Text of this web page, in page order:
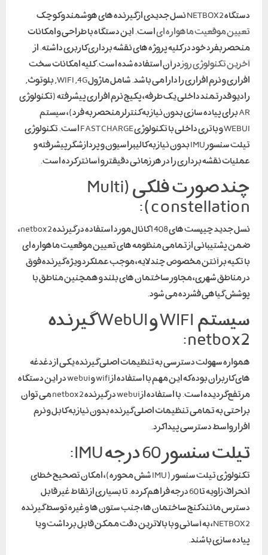
دستگاه NETBOX2 نسل جدیدی از گیرنده های هوشمند و کوچک
تعیین موقعیت ماهواره ایاست. این دستگاه با طراحی و امکانات
منحصر بفرد خود در کلیه پروژه های نقشه برداری کاربری داشته. از
آخرین تکنولوژی روزدر آن استفاده شده است. کلیه امکانات سخت
افزاری و نرم افزاری را دارا می باشد. شامل ماژول WIFI ,4G, بلوتوث,
رادیو قدرتمند داخلی یک طرفه، پکیج نرم افزاری پیشرفته (تکنولوژی
AR برای پیاده سازی بدون نیاز به کنترلر منحصر به فرد)، سیستم
WEBUI و باتری داخلی با تکنولوژی FAST CHARGE است. تکنولوژی
تیلت سنسور IMU بدون نیاز به کالیبراسیون و پردازشگر پیشرفته و
عملیات نقشه برداری را در هر زمانی دقیقتر و آسانتر کرده است.
چند صورت فلکی (Multi
constellation):
نسل جدید چیپست های 1408 کانال مورد استفاده در گیرنده netbox2،
ضمن پشتیبانی از تمامی منظومه های تعیین موقعیت ماهواره ای
با تکیه بر آنتن مخصوص چند لایه، موجب عملکرد ویژه گیرنده فوق
در مناطق شهری، مجاور ساختمان های بلند و همچنین مناطق با
پوشش گیاهی فشرده می شود.
سیستم WIFI و WebUI گیرنده
netbox2:
همواره سهولت دسترسی به تنظیمات اصلی گیرنده یکی از دغدغه
های کاربران بوده که این مهم با استفاده از wifi و webui در این دستگاه
مرتفع گردیده است. با استفاده از webui در گیرنده netbox2 می توان
براحتی به تمامی تنظیمات اصلی گیرنده بدون نیاز به کابل و نرم
افزار واسط دسترسی پیدا کرد.
تیلت سنسور 60 درجه IMU:
تکنولوژی تیلت سنسور ( IMU شش محوره)، امکان تصحیح خطای
انحراف زاویه تا 60 درجه فراهم کرده. تا بسیاری از نقاط غیر قابل
دسترس مانند کنج ساختمان ها، جنب ستون ها و غیره توسط گیرنده
NETBOX2، به آسانی و با بالاترین دقت ممکن قابل برداشت و یا
پیاده سازی باشند.